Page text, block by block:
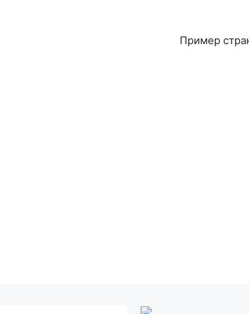
Пример